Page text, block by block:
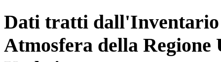
Dati tratti dall'Inventario
Atmosfera della